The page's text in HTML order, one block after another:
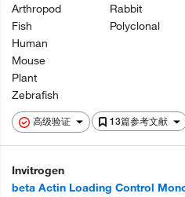
高级验证 13篇参考文献
Arthropod
Fish
Human
Mouse
Plant
Zebrafish
Rabbit
Polyclonal
Invitrogen
beta Actin Loading Control